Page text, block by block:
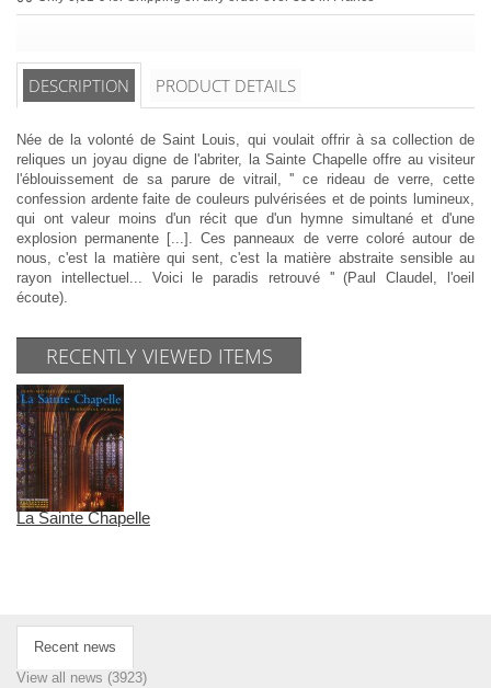
DESCRIPTION PRODUCT DETAILS
Née de la volonté de Saint Louis, qui voulait offrir à sa collection de
reliques un joyau digne de l'abriter, la Sainte Chapelle offre au visiteur
l'éblouissement de sa parure de vitrail, '' ce rideau de verre, cette
confession ardente faite de couleurs pulvérisées et de points lumineux,
qui ont valeur moins d'un récit que d'un hymne simultané et d'une
explosion permanente [...]. Ces panneaux de verre coloré autour de
nous, c'est la matière qui sent, c'est la matière abstraite sensible au
rayon intellectuel... Voici le paradis retrouvé '' (Paul Claudel, l'oeil
écoute).
RECENTLY VIEWED ITEMS
La Sainte Chapelle
Recent news
View all news (3923)